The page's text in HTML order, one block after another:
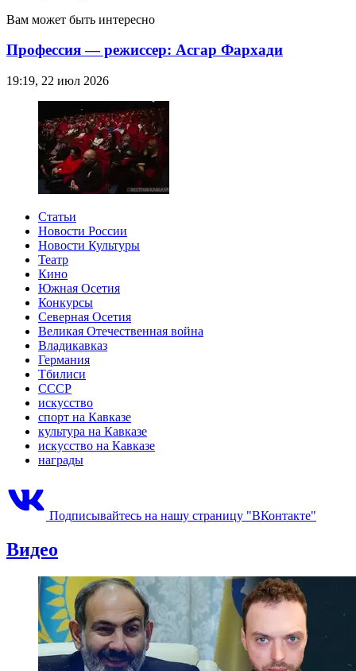
Вам может быть интересно
Профессия — режиссер: Асгар Фархади
19:19, 22 июл 2026
Статьи
Новости России
Новости Культуры
Театр
Кино
Южная Осетия
Конкурсы
Северная Осетия
Великая Отечественная война
Владикавказ
Германия
Тбилиси
СССР
искусство
спорт на Кавказе
культура на Кавказе
искусство на Кавказе
награды
Подписывайтесь на нашу страницу "ВКонтакте"
Видео